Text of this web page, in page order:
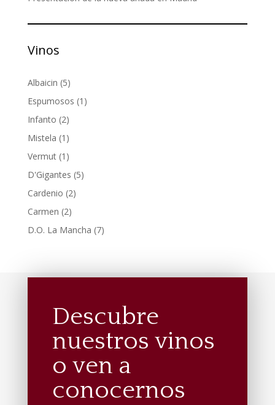
Vinos
Albaicin 55
productos
Espumosos 1 1
Infanto 22
productos
Mistela 1 1
producto
Vermut 1 1
producto
D'Gigantes 55
Cardenio 22
Carmen 22
productos
D.O. La Mancha 77
Descubre
nuestros vinos
o ven a
conocernos